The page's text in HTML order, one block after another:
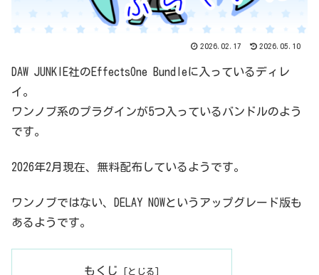
2026.02.17 2026.05.10
DAW JUNKIE社のEffectsOne Bundleに入っているディレ
イ。
ワンノブ系のプラグインが5つ入っているバンドルのよう
です。
2026年2月現在、無料配布しているようです。
ワンノブではない、DELAY NOWというアップグレード版も
あるようです。
もくじ